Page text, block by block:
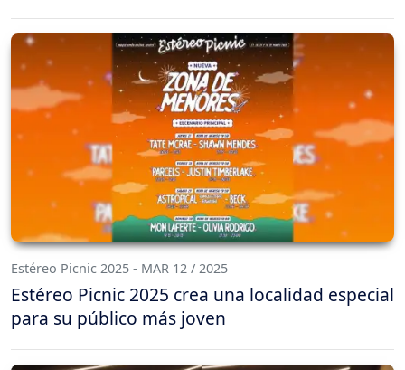
Estéreo Picnic 2025 - MAR 12 / 2025
Estéreo Picnic 2025 crea una localidad especial
para su público más joven